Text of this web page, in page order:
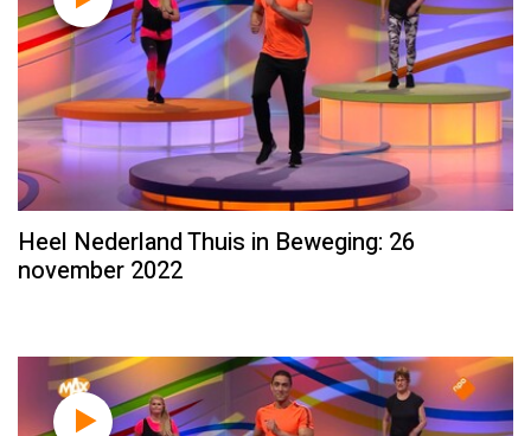
Heel Nederland Thuis in Beweging: 26
november 2022